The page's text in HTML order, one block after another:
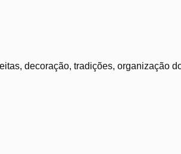
decoração, tradições, organização